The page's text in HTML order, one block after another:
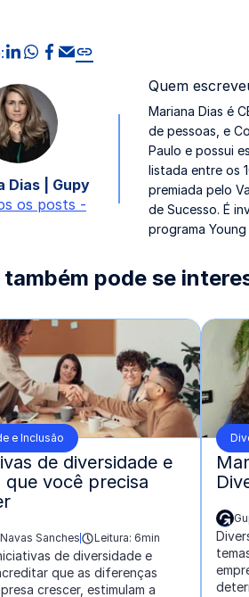
compartilhar no linkedin
compartilhar no whatsapp
compartilhar no facebook
compartilhar via Email
Copiar link
Dias | Gupy
os posts -
Quem
Mariana Dias é
de pessoas, e
Paulo e possui
listada entre os
premiada pelo
de Sucesso. É
programa
pode se
e Inclusão
de diversidade e
que você precisa
Sanches Leitura: 6min
de diversidade e
que as diferenças
crescer, estimulam a